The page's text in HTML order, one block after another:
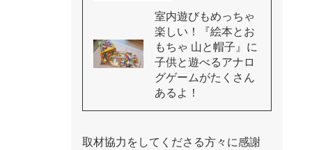
室内遊びもめっちゃ
楽しい！『絵本とお
もちゃ 山と帽子』に
子供と遊べるアナロ
グゲームがたくさん
あるよ！
取材協力をしてくださる方々に感謝